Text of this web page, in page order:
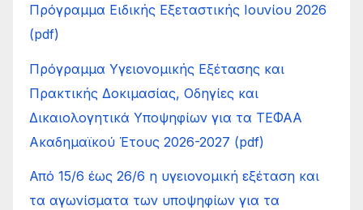
Πρόγραμμα Ειδικής Εξεταστικής Ιουνίου 2026
(pdf)
Πρόγραμμα Υγειονομικής Εξέτασης και
Πρακτικής Δοκιμασίας, Οδηγίες και
Δικαιολογητικά Υποψηφίων για τα ΤΕΦΑΑ
Ακαδημαϊκού Έτους 2026-2027 (pdf)
Από 15/6 έως 26/6 η υγειονομική εξέταση και
τα αγωνίσματα των υποψηφίων για τα